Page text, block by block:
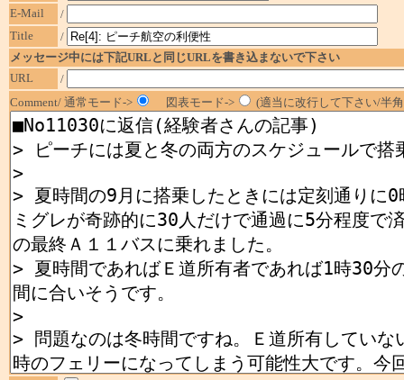
E-Mail
/
Title
/
メッセージ中には下記URLと同じURLを書き込まないで下さい
URL
/
Comment/ 通常モード->
図表モード-> (適当に改行して下さい/半